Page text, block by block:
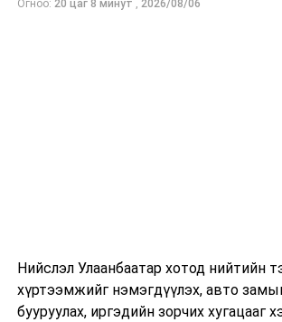
Огноо: 20 цаг 8 минут , 2026/08/06
Нийслэл Улаанбаатар хотод нийтийн
хүртээмжийг нэмэгдүүлэх, авто
бууруулах, иргэдийн зорчих хугацааг